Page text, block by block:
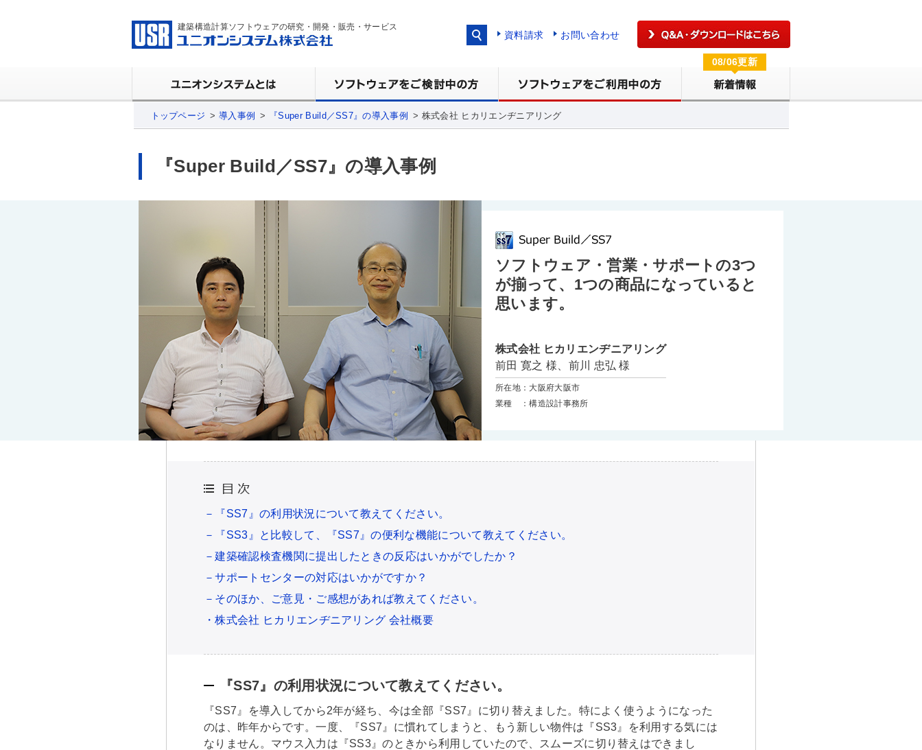
建築構造計算ソフトウェアの研究・開発・販売・サービス
資料請求 お問い合わせ
08/06更新
トップページ 導入事例 『Super Build／SS7』の導入事例 株式会社 ヒカリエンヂニアリング
『Super Build／SS7』の導入事例
ソフトウェア・営業・サポートの3つ
が揃って、1つの商品になっていると
思います。
株式会社 ヒカリエンヂニアリング
前田 寛之 様、前川 忠弘 様
所在地：大阪府大阪市
業種 ：構造設計事務所
－『SS7』の利用状況について教えてください。
－『SS3』と比較して、『SS7』の便利な機能について教えてください。
－建築確認検査機関に提出したときの反応はいかがでしたか？
－サポートセンターの対応はいかがですか？
－そのほか、ご意見・ご感想があれば教えてください。
・株式会社 ヒカリエンヂニアリング 会社概要
『SS7』の利用状況について教えてください。
『SS7』を導入してから2年が経ち、今は全部『SS7』に切り替えました。特によく使うようになった
のは、昨年からです。一度、『SS7』に慣れてしまうと、もう新しい物件は『SS3』を利用する気には
なりません。マウス入力は『SS3』のときから利用していたので、スムーズに切り替えはできまし